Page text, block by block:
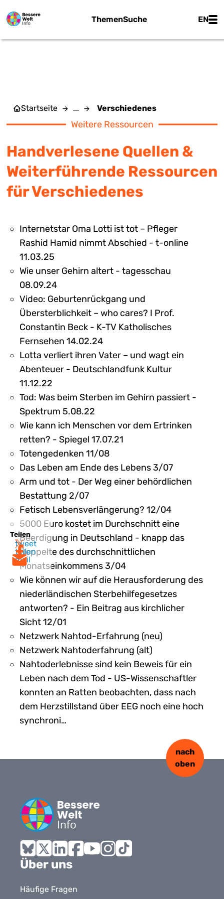
ThemenSuche EN
Teilen
tweet
teilen
mail
Startseite ... Verschiedenes
Weitere Ressourcen
Handverlesene Quellen &
Weiterführende Ressourcen
für Verschiedenes
Internetstar Oma Lotti ist tot – Pfleger
Rashid Hamid nimmt Abschied - t-online
11.03.25
Wie unser Gehirn altert - tagesschau
08.09.24
Video: Geburtenrückgang und
Übersterblichkeit – who cares? I Prof.
Constantin Beck - K-TV Katholisches
Fernsehen 14.02.24
Lotta verliert ihren Vater – und wagt ein
Abenteuer - Deutschlandfunk Kultur
11.12.22
Tod: Was beim Sterben im Gehirn passiert -
Spektrum 5.08.22
Wie kann ich Menschen vor dem Ertrinken
retten? - Spiegel 17.07.21
Totengedenken 11/08
Das Leben am Ende des Lebens 3/07
Arm und tot - Der Weg einer behördlichen
Bestattung 2/07
Fetisch Lebensverlängerung? 12/04
5000 Euro kostet im Durchschnitt eine
Beerdigung in Deutschland - knapp das
Doppelte des durchschnittlichen
Monatseinkommens 3/04
Wie können wir auf die Herausforderung des
niederländischen Sterbehilfegesetzes
antworten? - Ein Beitrag aus kirchlicher
Sicht 12/01
Netzwerk Nahtod-Erfahrung (neu)
Netzwerk Nahtoderfahrung (alt)
Nahtoderlebnisse sind kein Beweis für ein
Leben nach dem Tod - US-Wissenschaftler
konnten an Ratten beobachten, dass nach
dem Herzstillstand über EEG noch eine hoch
synchroni…
Bluesky
X LinkedInFacebook
nach
oben
Über uns
Häufige Fragen